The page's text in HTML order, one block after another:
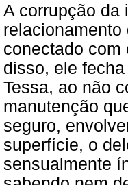
A corrupção
relacionamento
conectado com
disso, ele
Tessa, ao não
manutenção
seguro,
superfície, o
sensualmente